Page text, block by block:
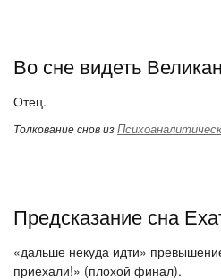
Во сне видеть
Отец.
Толкование снов из
Предсказание сна
«дальше некуда идти»
приехали!» (плохой финал).